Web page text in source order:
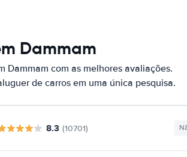
Dammam
Dammam com as melhores avaliações.
de carros em uma única pesquisa.
8.3 (10701)